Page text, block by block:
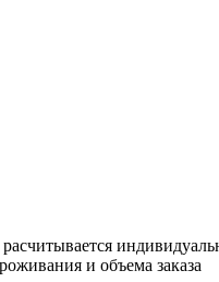
и объема заказа